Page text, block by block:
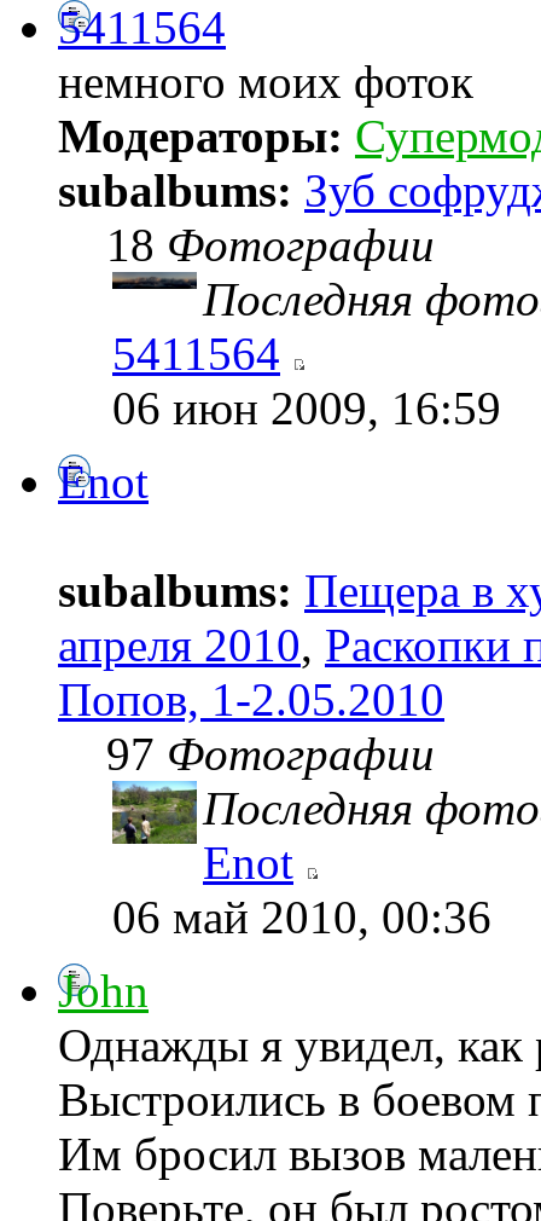
5411564
немного моих фоток
Модераторы:
subalbums: Зуб
18 Фотографии
Последняя
5411564
06 июн 2009, 16:59
Enot
subalbums: Пещера в
апреля 2010, Раскопки
Попов, 1-2.05.2010
97 Фотографии
Последняя
Enot
06 май 2010, 00:36
John
Однажды я увидел, как
Выстроились в боевом
Им бросил вызов
Поверьте, он был